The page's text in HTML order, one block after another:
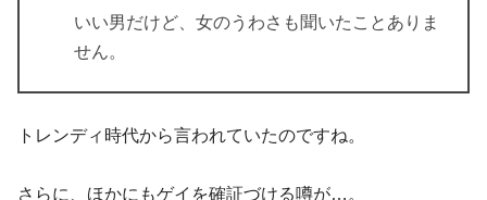
いい男だけど、女のうわさも聞いたことありま
せん。
トレンディ時代から言われていたのですね。
さらに、ほかにもゲイを確証づける噂が…。